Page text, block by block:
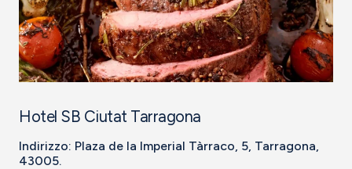
Hotel SB Ciutat Tarragona
Indirizzo: Plaza de la Imperial Tàrraco, 5, Tarragona,
43005.